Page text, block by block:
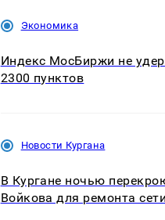
Экономика
Индекс МосБиржи не
2300 пунктов
Новости Кургана
В Кургане ночью
Войкова для ремонта сети